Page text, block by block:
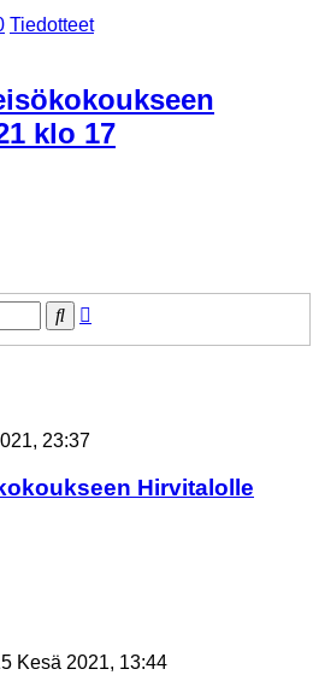
Tiedotteet
klo 17
Etsi
23:37
Hirvitalolle
Kesä 2021, 13:44